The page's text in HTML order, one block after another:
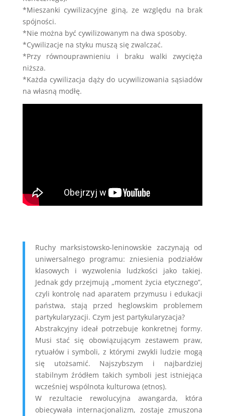
*Mieszanki cywilizacyjne giną, ze względu na brak
spójności.
*Nie można być cywilizowanym na dwa sposoby.
*Cywilizacje na styku muszą się zwalczać.
*Przy równouprawnieniu i braku walki zwycięża
niższa.
*Każda cywilizacja dąży do ucywilizowania sąsiadów
na własną modłę.
Ruchy marksistowsko-leninowskie zaczynają od
uniwersalnego programu: zniesienia podziałów
klasowych i wyzwolenia ludzkości jako takiej.
Jednak gdy przejmują „moment życia etycznego”,
czyli kontrolę nad aparatem przymusu i edukacji
państwa, stają przed heglowskim problemem
partykularyzacji. Czym jest partykularyzacja?
Abstrakcyjny ideał potrzebuje konkretnej formy.
Musi stać się obowiązującym zestawem praw,
rytuałów i symboli, z którymi zwykli ludzie mogą
się utożsamić. Najszybszym i najbardziej
stabilnym źródłem takich symboli jest istniejąca
wcześniej wspólnota kulturowa (etnos).
W rezultacie rewolucyjna awangarda, która
obiecywała internacjonalizm, zostaje zmuszona